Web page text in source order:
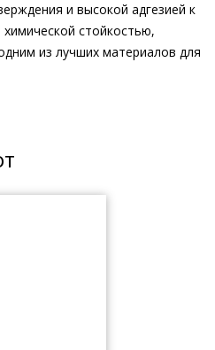
и высокой адгезией к
стойкостью,
из лучших материалов для